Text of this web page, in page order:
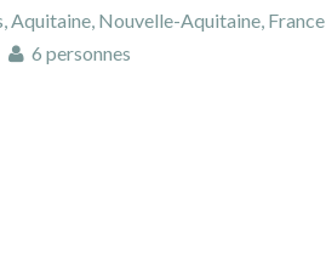
Aquitaine, Nouvelle-Aquitaine, France
6 personnes